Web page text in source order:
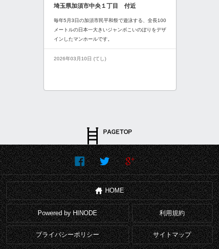
埼玉県加須市中央１丁目 付近
毎年5月3日の加須市民平和祭で遊泳する、全長100
メートルの日本一大きいジャンボこいのぼりをデザ
インしたマンホールです。
2026年03月10日 (てし)
HOME
Powered by HINODE 利用規約
プライバシーポリシー サイトマップ